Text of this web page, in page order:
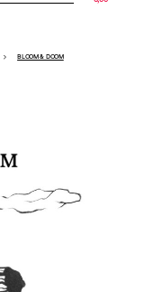
BLOOM & DOOM